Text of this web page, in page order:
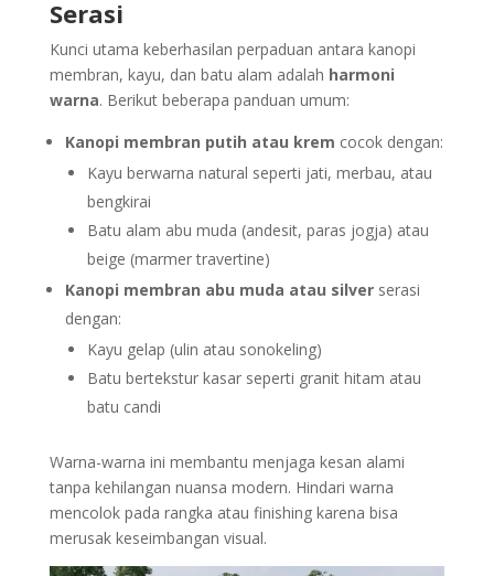
Serasi
Kunci utama keberhasilan perpaduan antara kanopi
membran, kayu, dan batu alam adalah harmoni
warna. Berikut beberapa panduan umum:
Kanopi membran putih atau krem cocok dengan:
Kayu berwarna natural seperti jati, merbau, atau
bengkirai
Batu alam abu muda (andesit, paras jogja) atau
beige (marmer travertine)
Kanopi membran abu muda atau silverserasi
dengan:
Kayu gelap (ulin atau sonokeling)
Batu bertekstur kasar seperti granit hitam atau
batu candi
Warna-warna ini membantu menjaga kesan alami
tanpa kehilangan nuansa modern. Hindari warna
mencolok pada rangka atau finishing karena bisa
merusak keseimbangan visual.